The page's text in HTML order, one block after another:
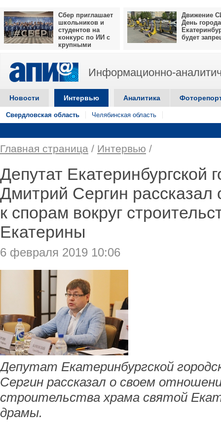
Сбер приглашает
школьников и
студентов на
конкурс по ИИ с
крупными
Движение
День города
будет
Информационно-
Новости Интервью Аналитика
Свердловская область Челябинская область
Главная страница / Интервью /
Депутат Екатеринбургской
Дмитрий Сергин
к спорам вокруг
Екатерины
6 февраля 2019 10:06
Депутат Екатеринбургской
Сергин рассказал о своем
строительства храма святой
драмы.